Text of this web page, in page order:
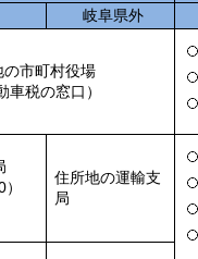
岐阜県外
の市町村役場
車税の窓口）
住所地の運輸支
局